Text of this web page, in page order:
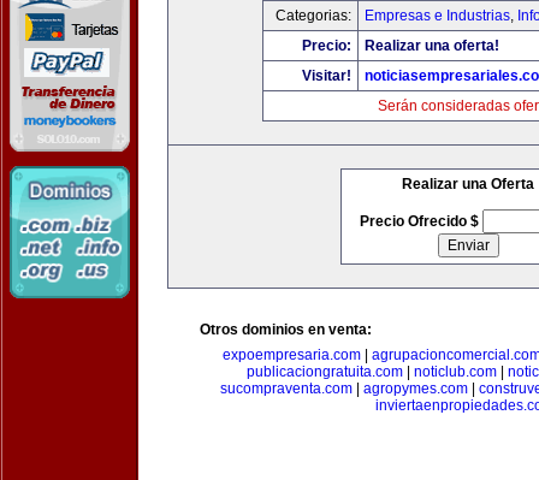
Categorias:
Empresas e Industrias,
Precio:
Realizar una oferta!
Visitar!
Serán consideradas
Realizar una Oferta
Precio Ofrecido $
Otros dominios en venta:
expoempresaria.com|
publicaciongratuita.com| noticlub.com|
sucompraventa.com
agropymes.com